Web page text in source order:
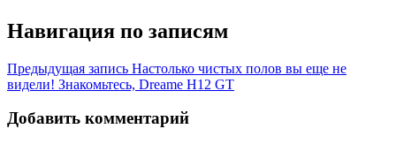
Навигация по записям
Предыдущая запись Настолько чистых полов вы еще не
видели! Знакомьтесь, Dreame H12 GT
Добавить комментарий